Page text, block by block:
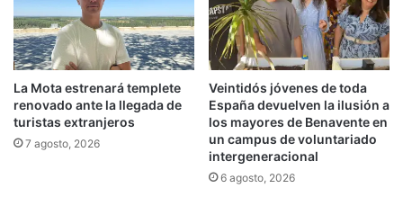
La Mota estrenará templete
renovado ante la llegada de
turistas extranjeros
7 agosto, 2026
Veintidós jóvenes de toda
España devuelven la ilusión a
los mayores de Benavente en
un campus de voluntariado
intergeneracional
6 agosto, 2026